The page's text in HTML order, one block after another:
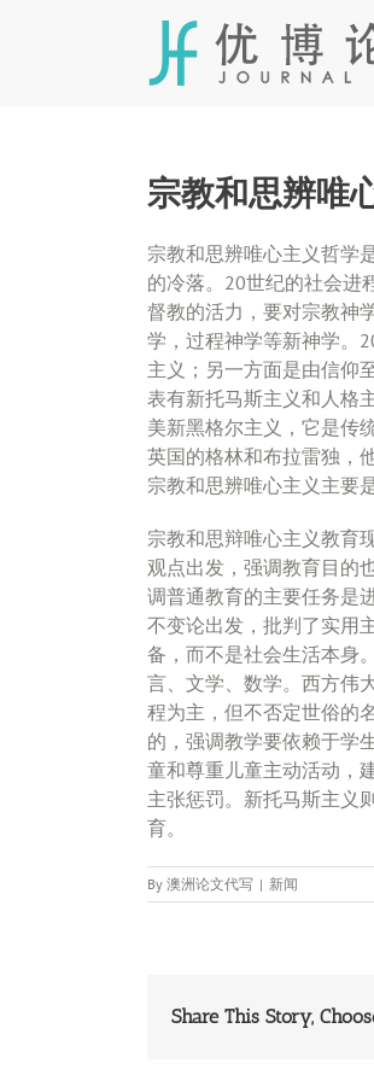
宗教和思辨唯
宗教和思辨唯心主义哲学
的冷落。20世纪的社会进
督教的活力，要对宗教神
学，过程神学等新神学。
主义；另一方面是由信仰
表有新托马斯主义和人格
美新黑格尔主义，它是传
英国的格林和布拉雷独，
宗教和思辨唯心主义主要
宗教和思辩唯心主义教育
观点出发，强调教育目的
调普通教育的主要任务是
不变论出发，批判了实用
备，而不是社会生活本身
言、文学、数学。西方伟
程为主，但不否定世俗的
的，强调教学要依赖于学
童和尊重儿童主动活动，
主张惩罚。新托马斯主义
育。
By 澳洲论文代写 | 新闻
Share This Story,